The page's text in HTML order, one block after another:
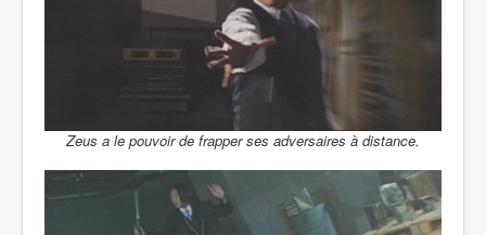
Zeus a le pouvoir de frapper ses adversaires à distance.